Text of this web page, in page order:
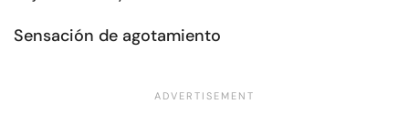
Sensación de agotamiento